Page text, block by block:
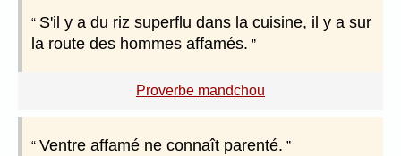
S'il y a du riz superflu dans la cuisine, il y a sur
la route des hommes affamés.
Proverbe mandchou
Ventre affamé ne connaît parenté.